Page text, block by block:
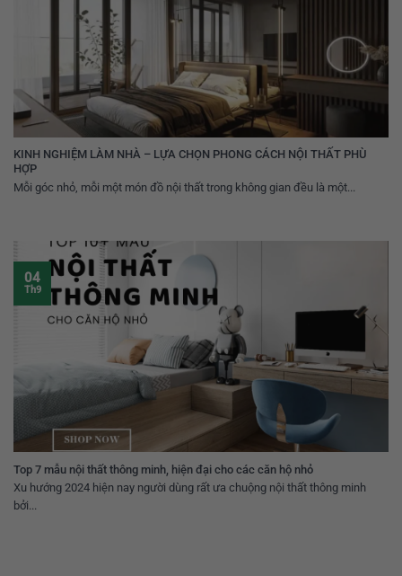
KINH NGHIỆM LÀM NHÀ – LỰA CHỌN PHONG CÁCH NỘI THẤT PHÙ
HỢP
Mỗi góc nhỏ, mỗi một món đồ nội thất trong không gian đều là một...
Top 7 mẫu nội thất thông minh, hiện đại cho các căn hộ nhỏ
Xu hướng 2024 hiện nay người dùng rất ưa chuộng nội thất thông minh
bởi...
04
Th9